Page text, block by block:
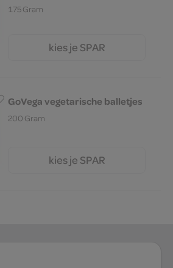
175 Gram
kies je SPAR
GoVega vegetarische balletjes
200 Gram
kies je SPAR